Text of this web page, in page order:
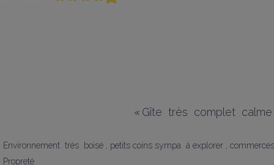
« Gîte  très  complet
Environnement  très  boisé , petits coins sympa  à explorer ,
Propreté